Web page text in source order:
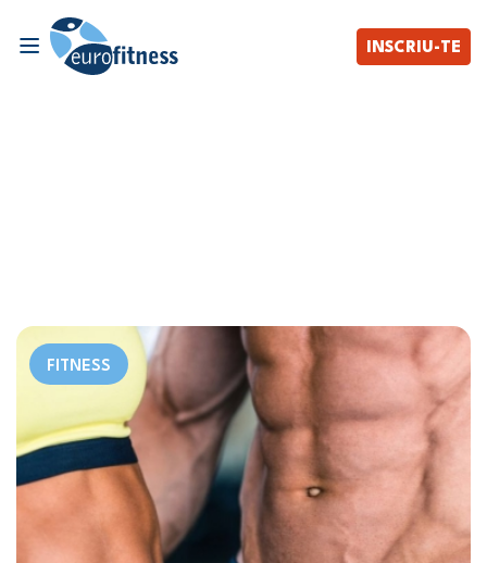
INSCRIU-TE
FITNESS